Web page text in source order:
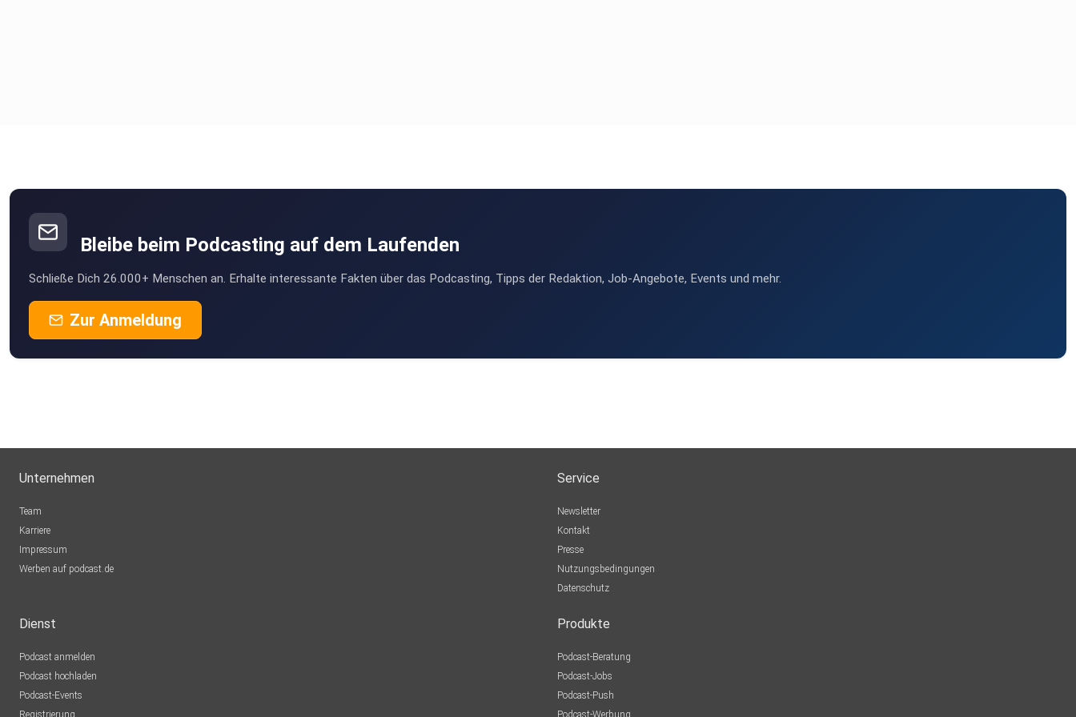
Bleibe beim Podcasting auf dem Laufenden
Schließe Dich 26.000+ Menschen an. Erhalte interessante Fakten über das Podcasting, Tipps der Redaktion, Job-Angebote, Events und mehr.
Zur Anmeldung
Unternehmen
Team
Karriere
Impressum
Werben auf podcast.de
Service
Newsletter
Kontakt
Presse
Nutzungsbedingungen
Datenschutz
Dienst
Podcast anmelden
Podcast hochladen
Podcast-Events
Registrierung
Produkte
Podcast-Beratung
Podcast-Jobs
Podcast-Push
Podcast-Werbung